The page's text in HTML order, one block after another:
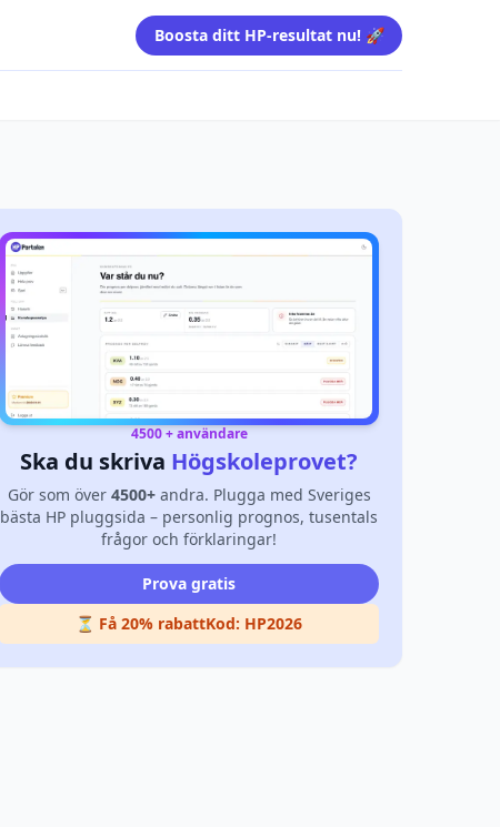
Boosta ditt HP-resultat nu! 🚀
4500 + användare
Ska du skriva Högskoleprovet?
Gör som över 4500+andra. Plugga med Sveriges
bästa HP pluggsida – personlig prognos, tusentals
frågor och förklaringar!
Prova gratis
⏳ Få 20% rabattKod: HP2026